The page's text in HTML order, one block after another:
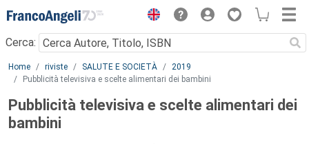
Menu
Cerca:
Main content
Home riviste SALUTE E SOCIETÀ
2019
Pubblicità televisiva e scelte alimentari dei bambini
Pubblicità televisiva e scelte alimentari dei
bambini